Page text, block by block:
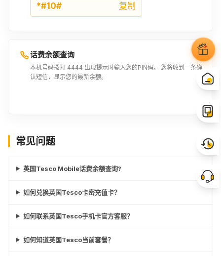
*#10# 复制
话费余额查询
本机号码拨打 4444 出现提示时输入您的PIN码。 您将收到一条确
认短信，显示您的最新余额。
常见问题
英国Tesco Mobile话费余额查询?
如何兑换英国Tesco卡密充值卡？
如何联系英国Tesco手机卡官方客服？
如何知道英国Tesco当前套餐？